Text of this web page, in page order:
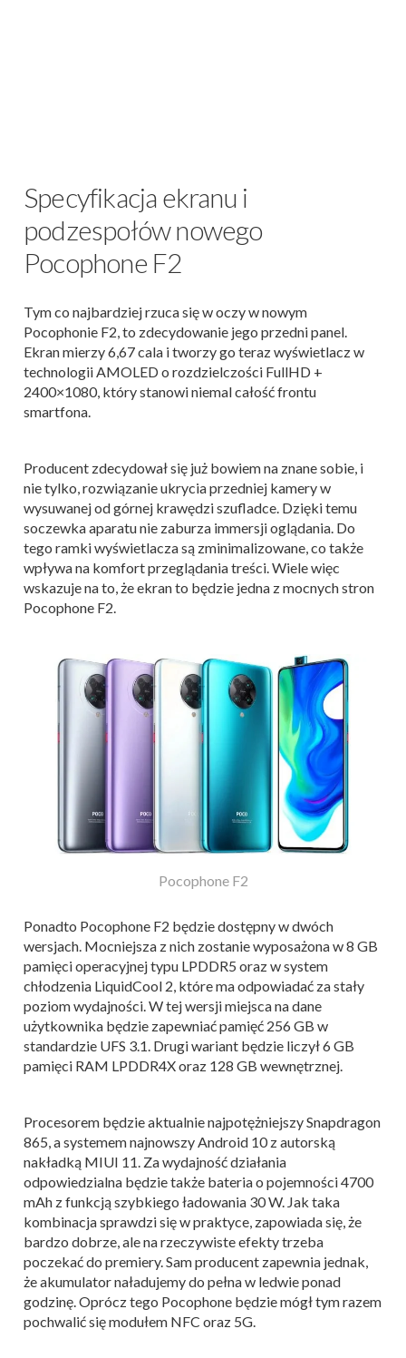
Specyfikacja ekranu i
podzespołów nowego
Pocophone F2
Tym co najbardziej rzuca się w oczy w nowym
Pocophonie F2, to zdecydowanie jego przedni panel.
Ekran mierzy 6,67 cala i tworzy go teraz wyświetlacz w
technologii AMOLED o rozdzielczości FullHD +
2400×1080, który stanowi niemal całość frontu
smartfona.
Producent zdecydował się już bowiem na znane sobie, i
nie tylko, rozwiązanie ukrycia przedniej kamery w
wysuwanej od górnej krawędzi szufladce. Dzięki temu
soczewka aparatu nie zaburza immersji oglądania. Do
tego ramki wyświetlacza są zminimalizowane, co także
wpływa na komfort przeglądania treści. Wiele więc
wskazuje na to, że ekran to będzie jedna z mocnych stron
Pocophone F2.
Pocophone F2
Ponadto Pocophone F2 będzie dostępny w dwóch
wersjach. Mocniejsza z nich zostanie wyposażona w 8 GB
pamięci operacyjnej typu LPDDR5 oraz w system
chłodzenia LiquidCool 2, które ma odpowiadać za stały
poziom wydajności. W tej wersji miejsca na dane
użytkownika będzie zapewniać pamięć 256 GB w
standardzie UFS 3.1. Drugi wariant będzie liczył 6 GB
pamięci RAM LPDDR4X oraz 128 GB wewnętrznej.
Procesorem będzie aktualnie najpotężniejszy Snapdragon
865, a systemem najnowszy Android 10 z autorską
nakładką MIUI 11. Za wydajność działania
odpowiedzialna będzie także bateria o pojemności 4700
mAh z funkcją szybkiego ładowania 30 W. Jak taka
kombinacja sprawdzi się w praktyce, zapowiada się, że
bardzo dobrze, ale na rzeczywiste efekty trzeba
poczekać do premiery. Sam producent zapewnia jednak,
że akumulator naładujemy do pełna w ledwie ponad
godzinę. Oprócz tego Pocophone będzie mógł tym razem
pochwalić się modułem NFC oraz 5G.